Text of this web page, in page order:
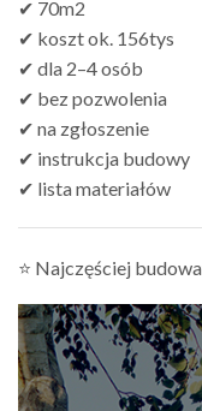
✔ 70m2
✔ koszt ok. 156tys
✔ dla 2–4 osób
✔ bez pozwolenia
✔ na zgłoszenie
✔ instrukcja budowy
✔ lista materiałów
⭐ Najczęściej